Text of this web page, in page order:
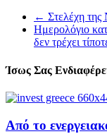
← Στελέχη
Ημερολόγιο
δεν τρέχει
Ίσως Σας
Από το